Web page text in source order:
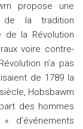
propose une
de la tradition
de la Révolution
voire contre-
n’a pas
de 1789 la
Hobsbawm
des hommes
d’événements